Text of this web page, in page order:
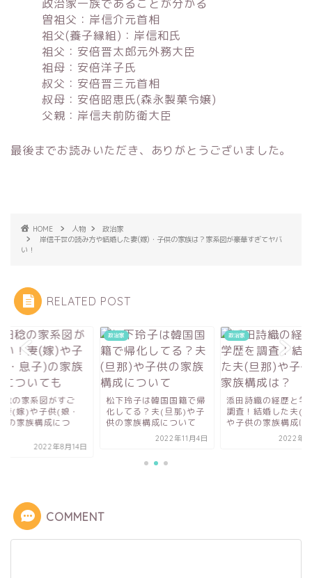
政治家一族であることが分かる
曽祖父：岸信介元首相
祖父(養子縁組)：岸信和氏
祖父：安倍晋太郎元外務大臣
祖母：安倍洋子氏
叔父：安倍晋三元首相
叔母：安倍昭恵氏(森永製菓令嬢)
父親：岸信夫前防衛大臣
最後までお読みいただき、ありがとうございました。
HOME 人物
政治家
岸信千世の読み方や結婚した妻(嫁)・子供の家族は？家系図が豪華すぎてヤバ
い！
RELATED POST
稔の家系図がすご
妻(嫁)や子供(娘・
)の家族構成につ
2022年8月14日
政治家
松下玲子は韓国国籍で帰
化してる？夫(旦那)や子
供の家族構成について
2022年11月4日
政治家
添田詩織の経歴と学
調査！結婚した夫(
や子供の家族構成は
2022年9
COMMENT